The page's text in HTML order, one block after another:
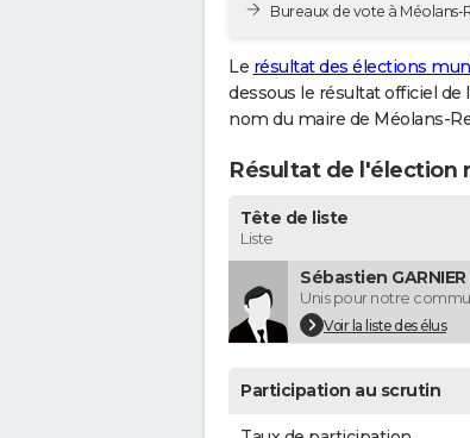
Bureaux de vote à Méolans-
Le résultat des élections
dessous le résultat officiel
nom du maire de Méolans-
Résultat de l'élection
Tête de liste
Liste
Sébastien GARNIER
Unis pour notre
Voir la liste des élus
Participation au scrutin